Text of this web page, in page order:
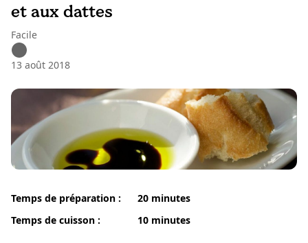
et aux dattes
Facile
13 août 2018
Temps de préparation :
Temps de cuisson :
20 minutes
10 minutes